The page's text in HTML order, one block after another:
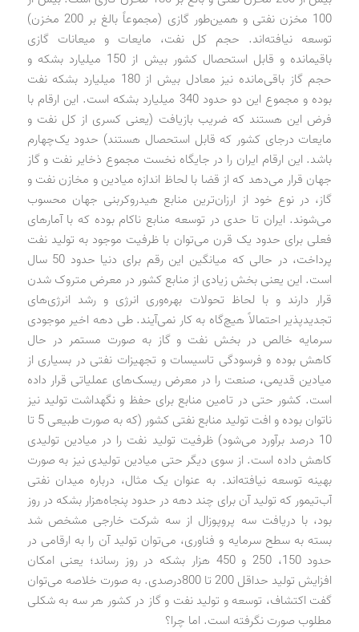
100 مخزن نفتی و همین‌طور گازی (مجموعاً بالغ بر 200 مخزن)
توسعه نیافته‌اند. حجم کل نفت، مایعات و میعانات گازی
باقیمانده و قابل استحصال کشور بیش از 150 میلیارد بشکه و
حجم گاز باقی‌مانده نیز معادل بیش از 180 میلیارد بشکه نفت
بوده و مجموع این دو حدود 340 میلیارد بشکه است. این ارقام با
فرض این هستند که ضریب بازیافت (یعنی کسری از کل نفت و
مایعات درجای کشور که قابل استحصال هستند) حدود یک‌چهارم
باشد. این ارقام ایران را در جایگاه نخست مجموع ذخایر نفت و گاز
جهان قرار می‌دهد که از قضا با لحاظ اندازه میادین و مخازن نفت و
گاز، در نوع خود از ارزان‌ترین منابع هیدروکربنی جهان محسوب
می‌شوند. ایران تا حدی در توسعه منابع ناکام بوده که با آمارهای
فعلی برای حدود یک قرن می‌توان با ظرفیت موجود به تولید نفت
پرداخت، در حالی که میانگین این رقم برای دنیا حدود 50 سال
است. این یعنی بخش زیادی از منابع کشور در معرض متروک شدن
قرار دارند و با لحاظ تحولات بهره‌وری انرژی و رشد انرژی‌های
تجدیدپذیر احتمالاً هیچ‌گاه به کار نمی‌آیند. طی دهه اخیر موجودی
سرمایه خالص در بخش نفت و گاز به صورت مستمر در حال
کاهش بوده و فرسودگی تاسیسات و تجهیزات نفتی در بسیاری از
میادین قدیمی، صنعت را در معرض ریسک‌های عملیاتی قرار داده
است. کشور حتی در تامین منابع برای حفظ و نگهداشت تولید نیز
ناتوان بوده و افت تولید منابع نفتی کشور (که به صورت طبیعی 5 تا
10 درصد برآورد می‌شود) ظرفیت تولید نفت را در میادین تولیدی
کاهش داده است. از سوی دیگر حتی میادین تولیدی نیز به صورت
بهینه توسعه نیافته‌اند. به عنوان یک مثال، درباره میدان نفتی
آب‌تیمور که تولید آن برای چند دهه در حدود پنجاه‌هزار بشکه در روز
بود، با دریافت سه پروپوزال از سه شرکت خارجی مشخص شد
بسته به سطح سرمایه و فناوری، می‌توان تولید آن را به ارقامی در
حدود 150، 250 و 450 هزار بشکه در روز رساند؛ یعنی امکان
افزایش تولید حداقل 200 تا 800درصدی. به صورت خلاصه می‌توان
گفت اکتشاف، توسعه و تولید نفت و گاز در کشور هر سه به شکلی
مطلوب صورت نگرفته است. اما چرا؟